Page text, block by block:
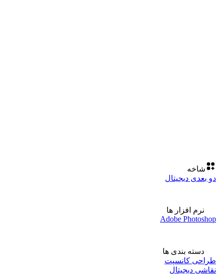
شاخه
دو بعدی دیجیتال
نرم افزار ها
Adobe Photoshop
دسته بندی ها
طراحی کانسپت
نقاشی دیجیتال